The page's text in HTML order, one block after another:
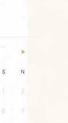
S N
2
8 9